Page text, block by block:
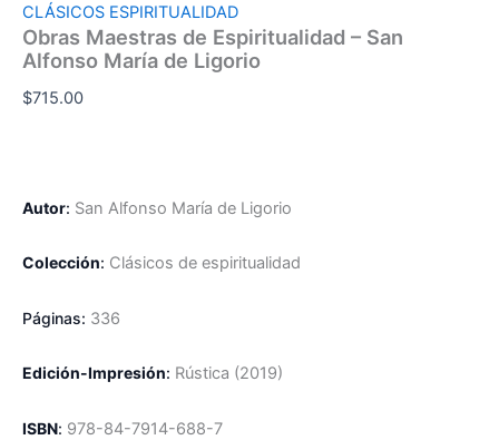
CLÁSICOS ESPIRITUALIDAD
Obras Maestras de Espiritualidad – San
Alfonso María de Ligorio
$715.00
Autor: San Alfonso María de Ligorio
Colección: Clásicos de espiritualidad
Páginas: 336
Edición-Impresión: Rústica (2019)
ISBN: 978-84-7914-688-7